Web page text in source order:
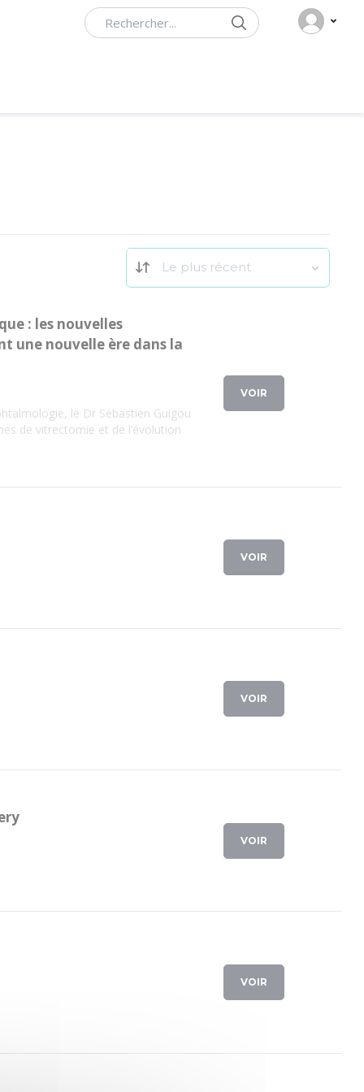
Rechercher
Le plus récent
: les nouvelles
une nouvelle ère dans la
le Dr Sébastien Guigou
de vitrectomie et de l’évolution
VOIR
VOIR
VOIR
VOIR
VOIR